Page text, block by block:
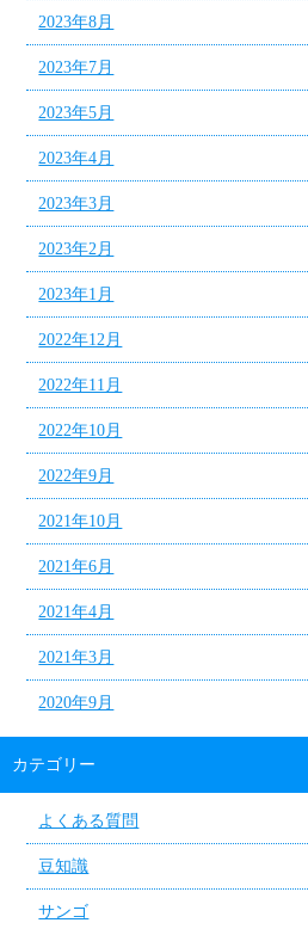
2023年8月
2023年7月
2023年5月
2023年4月
2023年3月
2023年2月
2023年1月
2022年12月
2022年11月
2022年10月
2022年9月
2021年10月
2021年6月
2021年4月
2021年3月
2020年9月
カテゴリー
よくある質問
豆知識
サンゴ